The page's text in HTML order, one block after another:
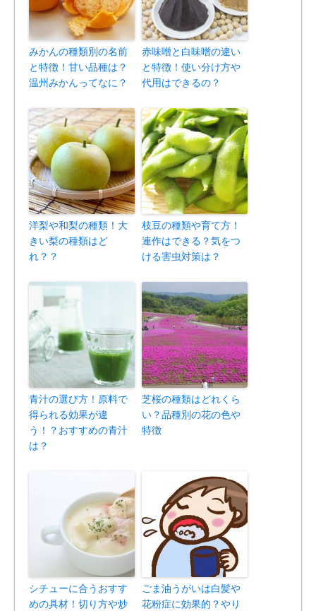
みかんの種類別の名前
と特徴！甘い品種は？
温州みかんってなに？
赤味噌と白味噌の違い
と特徴！使い分け方や
代用はできるの？
洋梨や和梨の種類！大
きい梨の種類はど
れ？？
枝豆の種類や育て方！
連作はできる？気をつ
ける害虫対策は？
青汁の選び方！原料で
得られる効果が違
う！？おすすめの青汁
は？
芝桜の種類はどれくら
い？品種別の花の色や
特徴
シチューに合うおすす
めの具材！切り方や炒
ごま油うがいは白髪や
花粉症に効果的？やり